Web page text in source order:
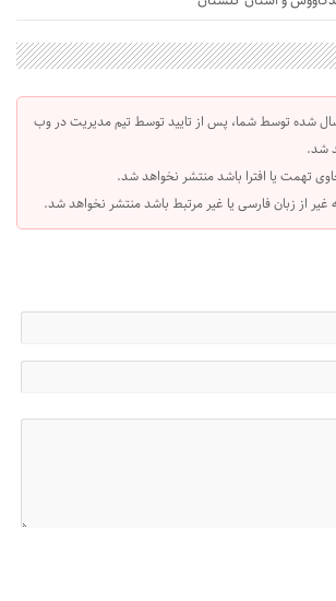
شده توسط شما، پس از تایید توسط تیم مدیریت در وب
شد.
تهمت یا افترا باشد منتشر نخواهد شد.
غیر از زبان فارسی یا غیر مرتبط باشد منتشر نخواهد شد.